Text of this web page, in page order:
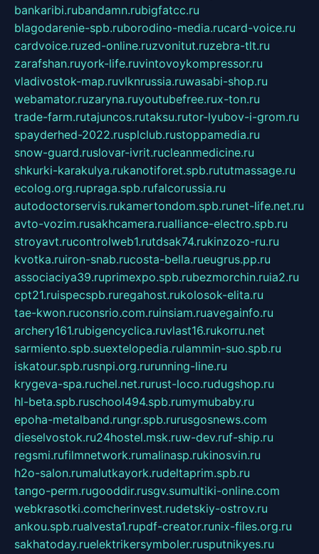
bankaribi.rubandamn.rubigfatcc.ru
blagodarenie-spb.ruborodino-media.rucard-voice.ru
cardvoice.ruzed-online.ruzvonitut.ruzebra-tlt.ru
zarafshan.ruyork-life.ruvintovoykompressor.ru
vladivostok-map.ruvlknrussia.ruwasabi-shop.ru
webamator.ruzaryna.ruyoutubefree.rux-ton.ru
trade-farm.rutajuncos.rutaksu.rutor-lyubov-i-grom.ru
spayderhed-2022.rusplclub.rustoppamedia.ru
snow-guard.ruslovar-ivrit.rucleanmedicine.ru
shkurki-karakulya.rukanotiforet.spb.rututmassage.ru
ecolog.org.rupraga.spb.rufalcorussia.ru
autodoctorservis.rukamertondom.spb.runet-life.net.ru
avto-vozim.rusakhcamera.rualliance-electro.spb.ru
stroyavt.rucontrolweb1.rutdsak74.rukinzozo-ru.ru
kvotka.ruiron-snab.rucosta-bella.rueugrus.pp.ru
associaciya39.ruprimexpo.spb.rubezmorchin.ruia2.ru
cpt21.ruispecspb.ruregahost.rukolosok-elita.ru
tae-kwon.ruconsrio.com.ruinsiam.ruavegainfo.ru
archery161.rubigencyclica.ruvlast16.rukorru.net
sarmiento.spb.suextelopedia.rulammin-suo.spb.ru
iskatour.spb.rusnpi.org.rurunning-line.ru
krygeva-spa.ruchel.net.rurust-loco.rudugshop.ru
hl-beta.spb.ruschool494.spb.rumymubaby.ru
epoha-metalband.rungr.spb.rurusgosnews.com
dieselvostok.ru24hostel.msk.ruw-dev.ruf-ship.ru
regsmi.rufilmnetwork.rumalinasp.rukinosvin.ru
h2o-salon.rumalutkayork.rudeltaprim.spb.ru
tango-perm.rugooddir.rusgv.sumultiki-online.com
webkrasotki.comcherinvest.rudetskiy-ostrov.ru
ankou.spb.rualvesta1.rupdf-creator.runix-files.org.ru
sakhatoday.ruelektrikersymboler.rusputnikyes.ru